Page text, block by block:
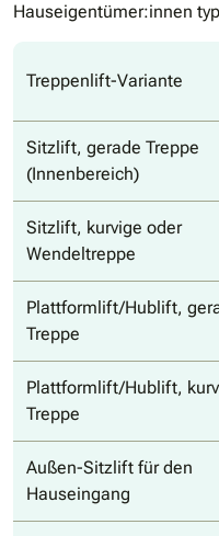
Hauseigentümer:innen
Treppenlift-Variante
Sitzlift, gerade Treppe
(Innenbereich)
Sitzlift, kurvige oder
Wendeltreppe
Plattformlift/Hublift,
Treppe
Plattformlift/Hublift,
Treppe
Außen-Sitzlift für den
Hauseingang